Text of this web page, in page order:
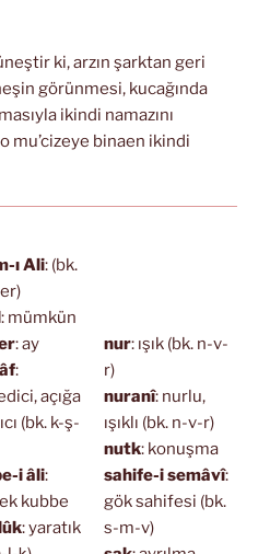
ki, arzın şarktan geri
görünmesi, kucağında
ikindi namazını
mu’cizeye binaen ikindi
ı Ali: (bk.
: mümkün
: ay
:
açığa
(bk. k-ş-
i âli:
kubbe
: yaratık
nur: ışık (bk. n-v-
r)
nuranî: nurlu,
ışıklı (bk. n-v-r)
nutk: konuşma
sahife-i semâvî:
gök sahifesi (bk.
s-m-v)